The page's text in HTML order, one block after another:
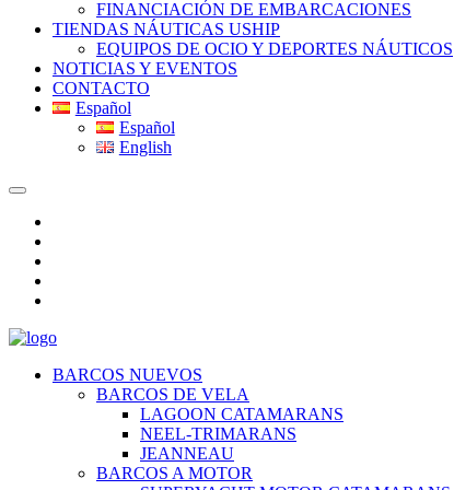
FINANCIACIÓN DE EMBARCACIONES
TIENDAS NÁUTICAS USHIP
EQUIPOS DE OCIO Y DEPORTES NÁUTICOS
NOTICIAS Y EVENTOS
CONTACTO
Español
Español
English
BARCOS NUEVOS
BARCOS DE VELA
LAGOON CATAMARANS
NEEL-TRIMARANS
JEANNEAU
BARCOS A MOTOR